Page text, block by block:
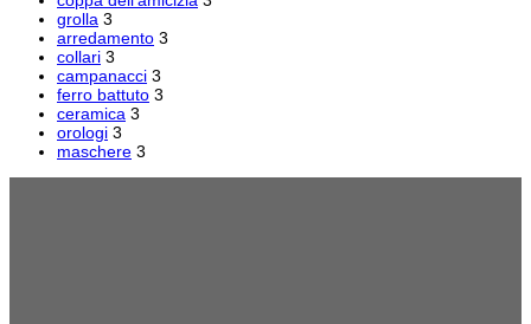
grolla 3
arredamento 3
collari 3
campanacci 3
ferro battuto 3
ceramica 3
orologi 3
maschere 3